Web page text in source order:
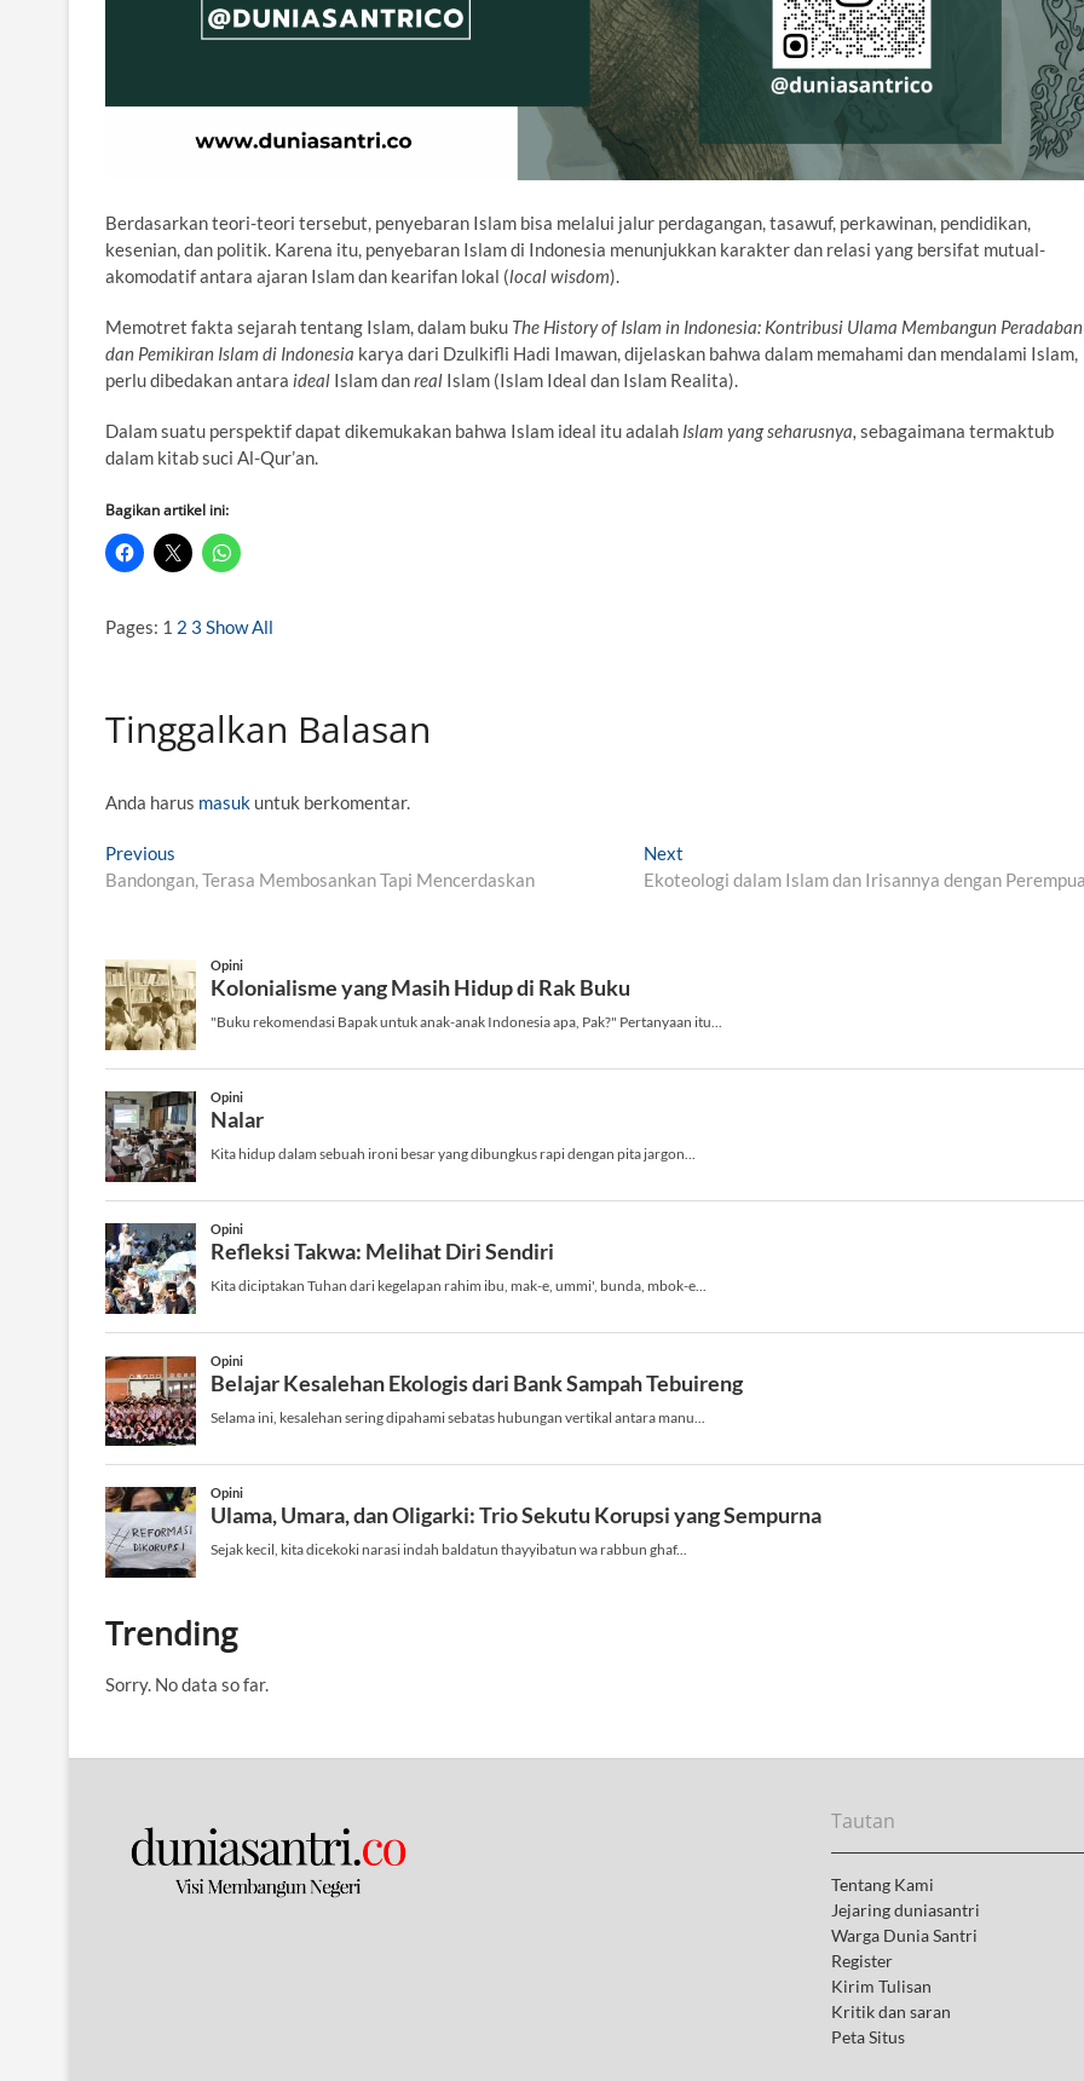
Berdasarkan teori-teori tersebut, penyebaran Islam bisa melalui jalur perdagangan, tasawuf, perkawinan, pendidikan,
kesenian, dan politik. Karena itu, penyebaran Islam di Indonesia menunjukkan karakter dan relasi yang bersifat mutual-
akomodatif antara ajaran Islam dan kearifan lokal (local wisdom).
Memotret fakta sejarah tentang Islam, dalam buku The History of Islam in Indonesia: Kontribusi Ulama Membangun Peradaban
dan Pemikiran Islam di Indonesia karya dari Dzulkifli Hadi Imawan, dijelaskan bahwa dalam memahami dan mendalami Islam,
perlu dibedakan antara ideal Islam danreal Islam (Islam Ideal dan Islam Realita).
Dalam suatu perspektif dapat dikemukakan bahwa Islam ideal itu adalah Islam yang seharusnya, sebagaimana termaktub
dalam kitab suci Al-Qur’an.
Bagikan artikel ini:
Pages: 1 2 3 Show All
Tinggalkan Balasan
Anda harus masuk untuk berkomentar.
N
a
i
g
a
s
i
p
o
s
Previous
r
i
o
u
s
p
o
s
t
:
Bandongan, Terasa Membosankan Tapi Mencerdaskan
Next
e
:
Ekoteologi dalam Islam dan Irisannya dengan
Opini
Kolonialisme yang Masih Hidup di Rak Buku
"Buku rekomendasi Bapak untuk anak-anak Indonesia apa, Pak?" Pertanyaan itu...
Opini
Nalar
Kita hidup dalam sebuah ironi besar yang dibungkus rapi dengan pita jargon...
Opini
Refleksi Takwa: Melihat Diri Sendiri
Kita diciptakan Tuhan dari kegelapan rahim ibu, mak-e, ummi', bunda, mbok-e...
Opini
Belajar Kesalehan Ekologis dari Bank Sampah Tebuireng
Selama ini, kesalehan sering dipahami sebatas hubungan vertikal antara manu...
Opini
Ulama, Umara, dan Oligarki: Trio Sekutu Korupsi yang Sempurna
Sejak kecil, kita dicekoki narasi indah baldatun thayyibatun wa rabbun ghaf...
Trending
Sorry. No data so far.
Tautan
Tentang Kami
Jejaring duniasantri
Warga Dunia Santri
Register
Kirim Tulisan
Kritik dan saran
Peta Situs